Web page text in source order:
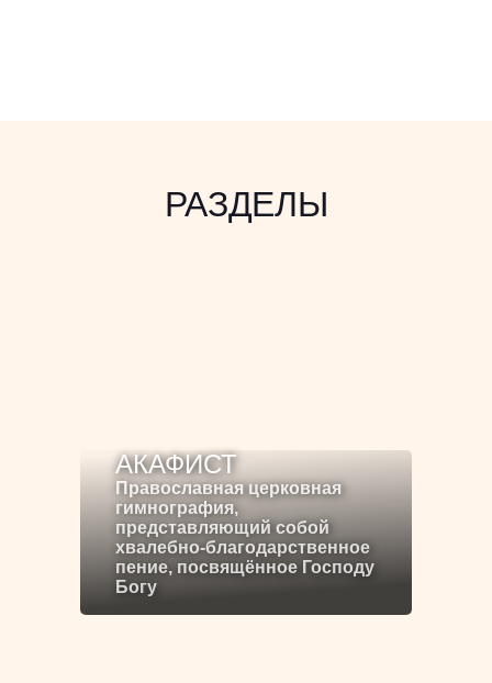
РАЗДЕЛЫ
АКАФИСТ
Православная церковная
гимнография,
представляющий собой
хвалебно-благодарственное
пение, посвящённое Господу
Богу